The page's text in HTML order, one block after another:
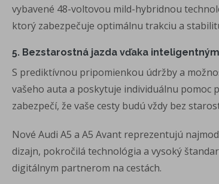
vybavené 48-voltovou mild-hybridnou
ktorý zabezpečuje optimálnu trakciu a
5. Bezstarostná jazda vďaka
S prediktívnou pripomienkou údržby a
vašeho auta a poskytuje individuálnu
zabezpečí, že vaše cesty budú vždy bez
Nové Audi A5 a A5 Avant reprezentujú
dizajn, pokročilá technológia a vysoký
digitálnym partnerom na cestách.